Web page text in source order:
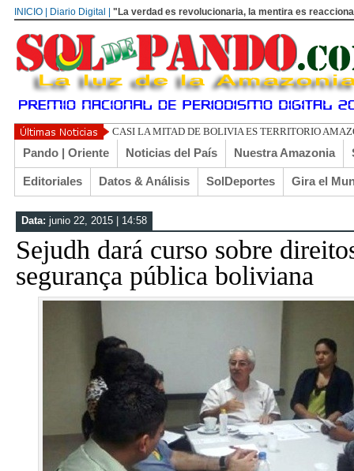
INICIO | Diario Digital | "La verdad es revolucionaria, la mentira es
CASI LA MITAD DE BOLIVIA ES TERRITORIO
Pando | Oriente Noticias del País Nuestra Amazonia
Editoriales Datos & Análisis SolDeportes Gira el
Data: junio 22, 2015 | 14:58
Sejudh dará curso sobre
segurança pública boliviana